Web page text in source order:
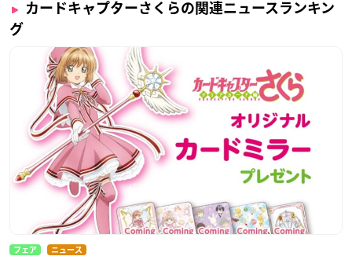
カードキャプターさくらの関連ニュースランキン
グ
フェア ニュース